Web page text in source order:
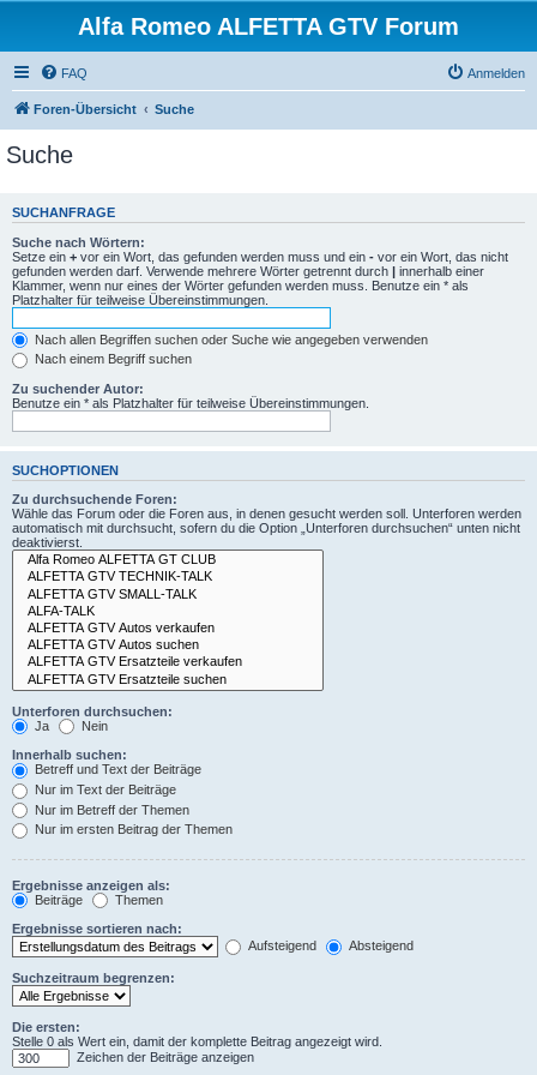
Alfa Romeo ALFETTA GTV Forum
FAQ Anmelden
Foren-Übersicht Suche
Suche
SUCHANFRAGE
Suche nach Wörtern:
Setze ein + vor ein Wort, das gefunden werden muss und ein - vor ein Wort, das nicht
gefunden werden darf. Verwende mehrere Wörter getrennt durch | innerhalb einer
Klammer, wenn nur eines der Wörter gefunden werden muss. Benutze ein * als
Platzhalter für teilweise Übereinstimmungen.
Nach allen Begriffen suchen oder Suche wie angegeben verwenden
Nach einem Begriff suchen
Zu suchender Autor:
Benutze ein * als Platzhalter für teilweise Übereinstimmungen.
SUCHOPTIONEN
Zu durchsuchende Foren:
Wähle das Forum oder die Foren aus, in denen gesucht werden soll. Unterforen werden
automatisch mit durchsucht, sofern du die Option „Unterforen durchsuchen“ unten nicht
deaktivierst.
Unterforen durchsuchen:
Ja
Nein
Innerhalb suchen:
Betreff und Text der Beiträge
Nur im Text der Beiträge
Nur im Betreff der Themen
Nur im ersten Beitrag der Themen
Ergebnisse anzeigen als:
Beiträge
Themen
Ergebnisse sortieren nach:
Aufsteigend
Absteigend
Suchzeitraum begrenzen:
Die ersten:
Stelle 0 als Wert ein, damit der komplette Beitrag angezeigt wird.
Zeichen der Beiträge anzeigen